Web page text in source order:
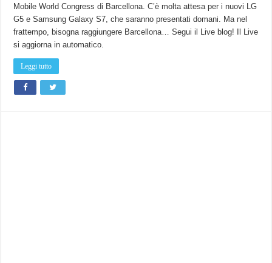
Mobile World Congress di Barcellona. C’è molta attesa per i nuovi LG
G5 e Samsung Galaxy S7, che saranno presentati domani. Ma nel
frattempo, bisogna raggiungere Barcellona… Segui il Live blog! Il Live
si aggiorna in automatico.
Leggi tutto